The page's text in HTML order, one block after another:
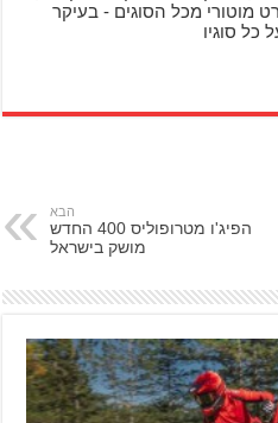
מוטורי מכל הסוגים - בעיקר
כל סוגיו
הבא
הפיג'ו מטרופוליס 400 החדש
מושק בישראל